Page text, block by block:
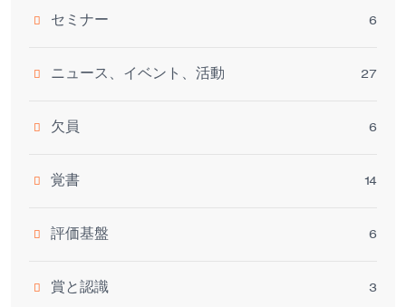
セミナー 6
ニュース、イベント、活動 27
欠員 6
覚書 14
評価基盤 6
賞と認識 3